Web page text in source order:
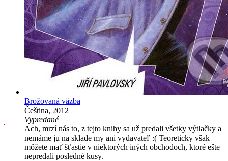
Brožovaná väzba
Čeština, 2012
Vypredané
Ach, mrzí nás to, z tejto knihy sa už predali všetky výtlačky a
nemáme ju na sklade my ani vydavateľ :( Teoreticky však
môžete mať šťastie v niektorých iných obchodoch, ktoré ešte
nepredali posledné kusy.